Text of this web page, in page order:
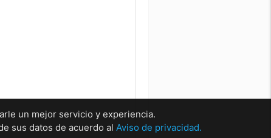
un mejor servicio y experiencia.
sus datos de acuerdo al Aviso de privacidad.